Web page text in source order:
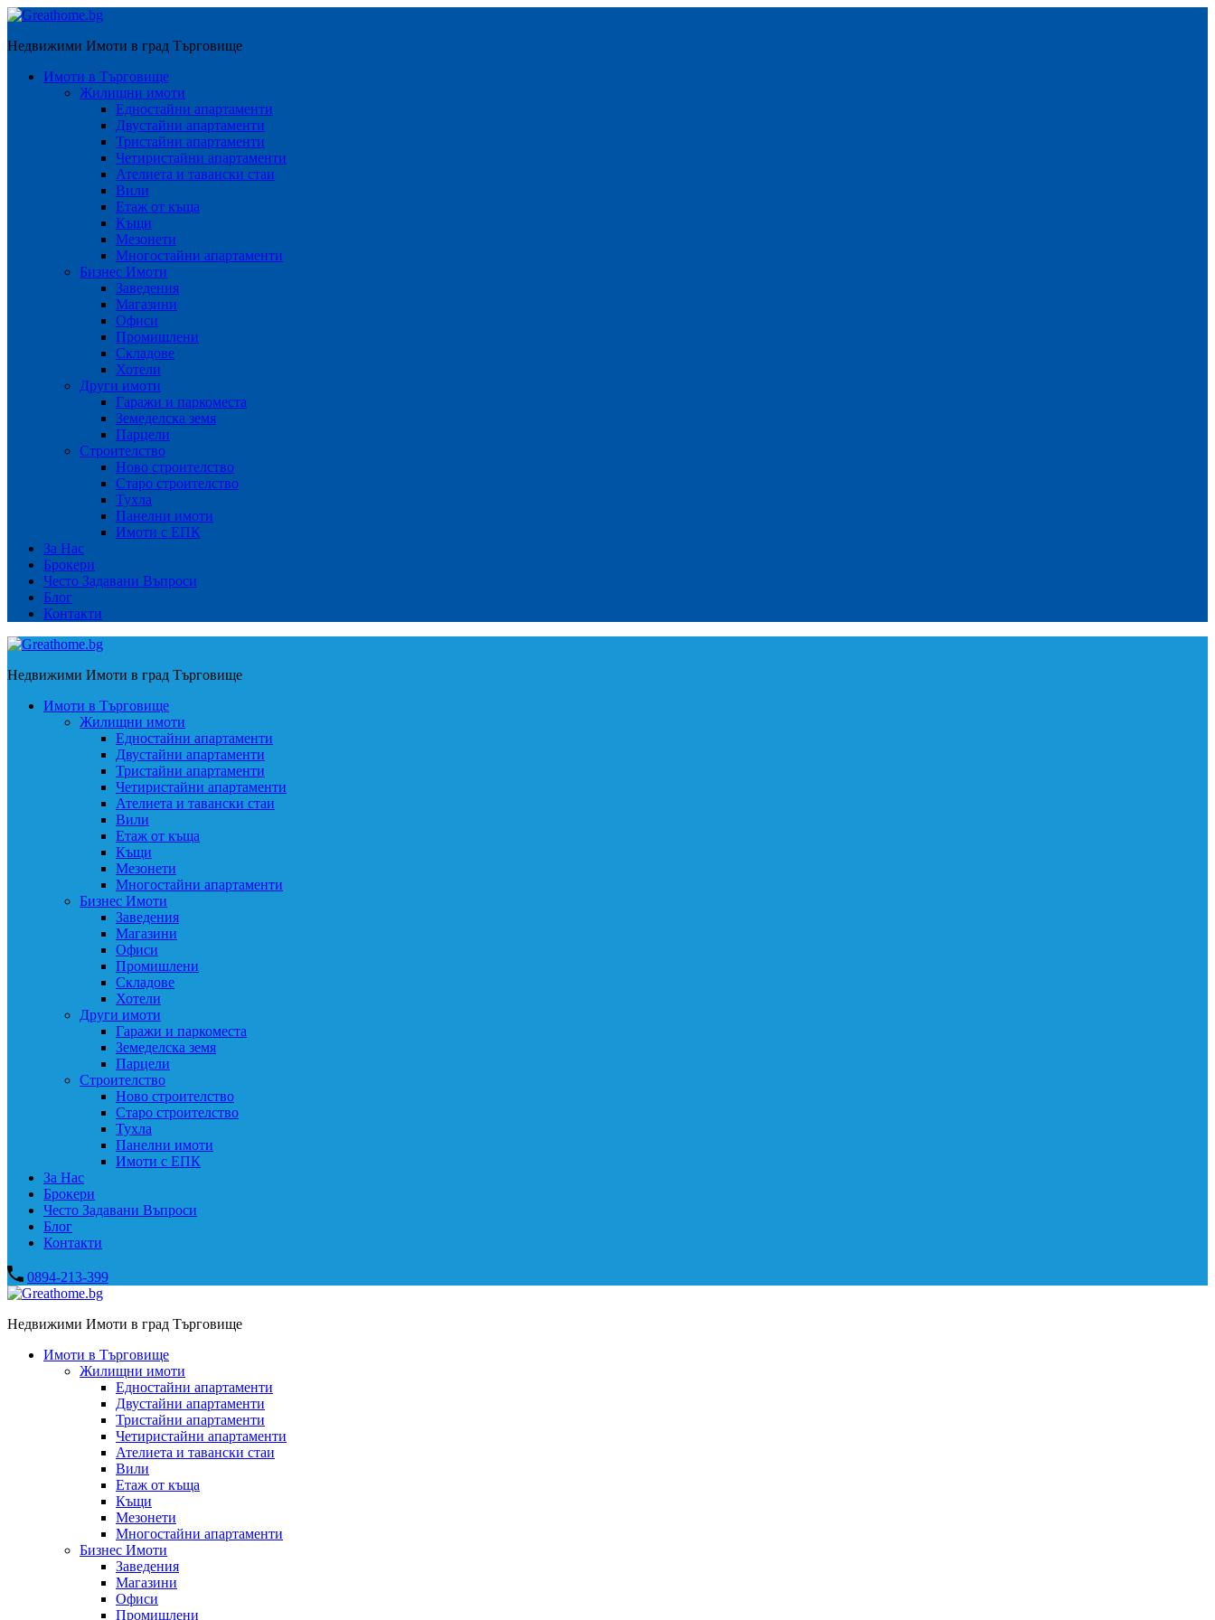
Недвижими Имоти в град Търговище
Имоти в Търговище
Жилищни имоти
Едностайни апартаменти
Двустайни апартаменти
Тристайни апартаменти
Четиристайни апартаменти
Ателиета и тавански стаи
Вили
Етаж от къща
Къщи
Мезонети
Многостайни апартаменти
Бизнес Имоти
Заведения
Магазини
Офиси
Промишлени
Складове
Хотели
Други имоти
Гаражи и паркоместа
Земеделска земя
Парцели
Строителство
Ново строителство
Старо строителство
Тухла
Панелни имоти
Имоти с ЕПК
За Нас
Брокери
Често Задавани Въпроси
Блог
Контакти
Недвижими Имоти в град Търговище
Имоти в Търговище
Жилищни имоти
Едностайни апартаменти
Двустайни апартаменти
Тристайни апартаменти
Четиристайни апартаменти
Ателиета и тавански стаи
Вили
Етаж от къща
Къщи
Мезонети
Многостайни апартаменти
Бизнес Имоти
Заведения
Магазини
Офиси
Промишлени
Складове
Хотели
Други имоти
Гаражи и паркоместа
Земеделска земя
Парцели
Строителство
Ново строителство
Старо строителство
Тухла
Панелни имоти
Имоти с ЕПК
За Нас
Брокери
Често Задавани Въпроси
Блог
Контакти
0894-213-399
Недвижими Имоти в град Търговище
Имоти в Търговище
Жилищни имоти
Едностайни апартаменти
Двустайни апартаменти
Тристайни апартаменти
Четиристайни апартаменти
Ателиета и тавански стаи
Вили
Етаж от къща
Къщи
Мезонети
Многостайни апартаменти
Бизнес Имоти
Заведения
Магазини
Офиси
Промишлени